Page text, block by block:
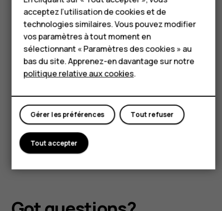
Tablettes
Boutique
Mon compte
semaines entières d'autonomie en veille
avec une seule charge.
Une conception durable
pour s’assurer qu’il résiste aux aléas de la
vie.
acceptez l’utilisation de cookies et de
technologies similaires. Vous pouvez modifier
vos paramètres à tout moment en
sélectionnant « Paramètres des cookies » au
bas du site. Apprenez-en davantage sur notre
politique relative aux cookies.
Tout refuser
Gérer les préférences
Tout accepter